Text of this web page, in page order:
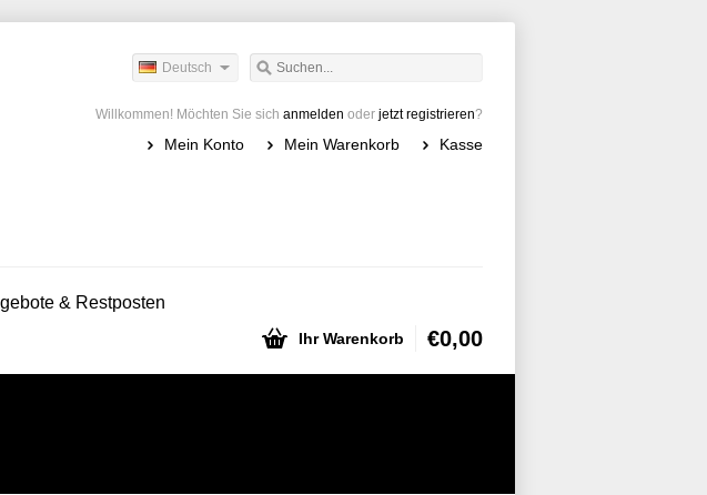
Deutsch
Willkommen! Möchten Sie sich anmelden oder jetzt registrieren?
Mein Konto Mein Warenkorb Kasse
& Restposten
Ihr Warenkorb €0,00